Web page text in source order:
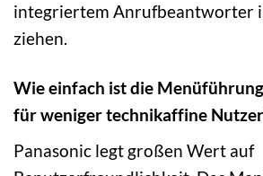
integriertem Anrufbeantworter
ziehen.
Wie einfach ist die
für weniger technikaffine
Panasonic legt großen Wert auf